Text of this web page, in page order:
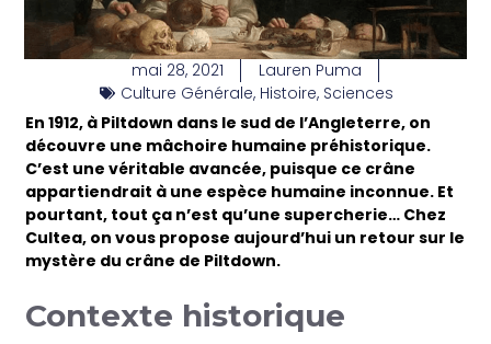
mai 28, 2021
Lauren Puma
Culture Générale, Histoire, Sciences
En 1912, à Piltdown dans le sud de l’Angleterre, on
découvre une mâchoire humaine préhistorique.
C’est une véritable avancée, puisque ce crâne
appartiendrait à une espèce humaine inconnue. Et
pourtant, tout ça n’est qu’une supercherie… Chez
Cultea, on vous propose aujourd’hui un retour sur le
mystère du crâne de Piltdown.
Contexte historique